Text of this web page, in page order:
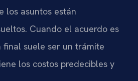
los asuntos están
Cuando el acuerdo es
final suele ser un trámite
los costos predecibles y